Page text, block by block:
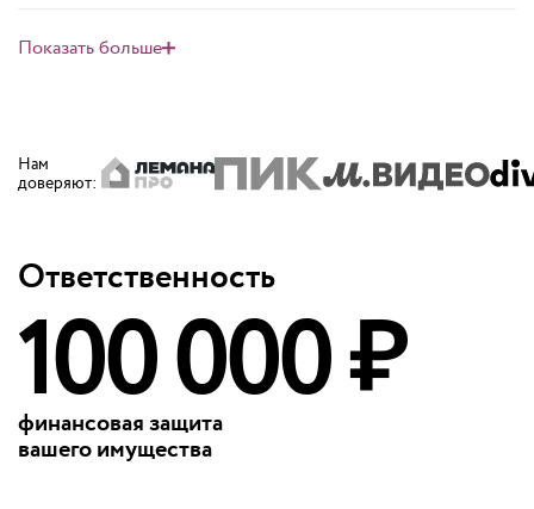
Показать больше
Нам
доверяют:
Ответственность
100 000 ₽
финансовая защита
вашего имущества